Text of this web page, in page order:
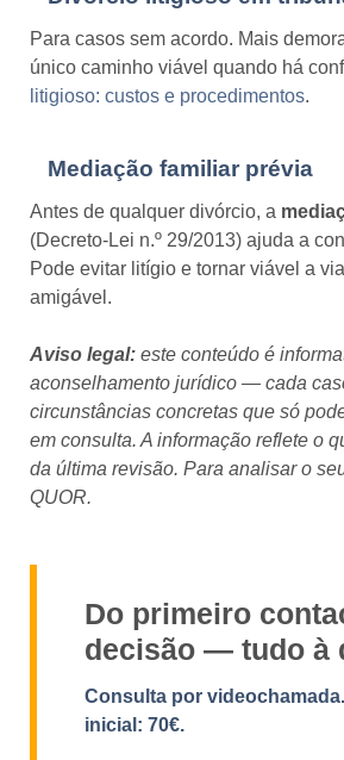
Para casos sem acordo. Mais
único caminho viável quando há
litigioso: custos e procedimentos.
Mediação familiar prévia
Antes de qualquer divórcio, a
(Decreto-Lei n.º 29/2013) ajuda a
Pode evitar litígio e tornar viável a
amigável.
Aviso legal: este conteúdo é
aconselhamento jurídico — cada
circunstâncias concretas que só
em consulta. A informação reflete o
da última revisão. Para analisar o
QUOR.
Do primeiro
decisão — tudo à
Consulta por
inicial: 70€.